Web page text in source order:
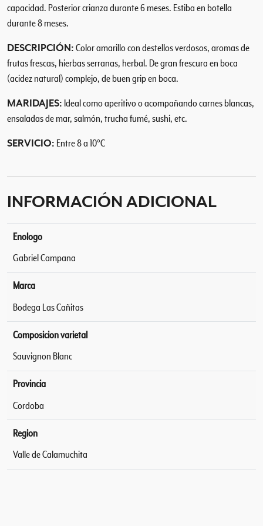
capacidad. Posterior crianza durante 6 meses. Estiba en botella
durante 8 meses.
DESCRIPCIÓN: Color amarillo con destellos verdosos, aromas de
frutas frescas, hierbas serranas, herbal. De gran frescura en boca
(acidez natural) complejo, de buen grip en boca.
MARIDAJES: Ideal como aperitivo o acompañando carnes blancas,
ensaladas de mar, salmón, trucha fumé, sushi, etc.
SERVICIO: Entre 8 a 10°C
INFORMACIÓN ADICIONAL
Enologo
Gabriel Campana
Marca
Bodega Las Cañitas
Composicion varietal
Sauvignon Blanc
Provincia
Cordoba
Region
Valle de Calamuchita